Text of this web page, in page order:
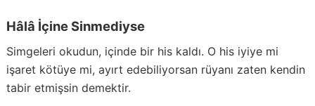
Hâlâ İçine Sinmediyse
Simgeleri okudun, içinde bir his kaldı. O his iyiye mi
işaret kötüye mi, ayırt edebiliyorsan rüyanı zaten kendin
tabir etmişsin demektir.